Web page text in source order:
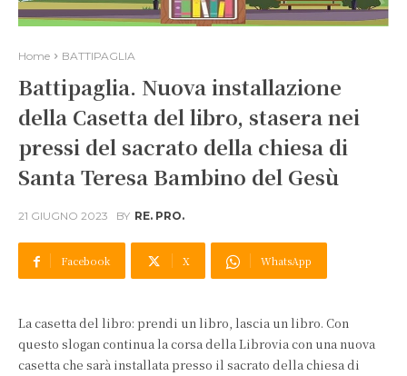
Home BATTIPAGLIA
Battipaglia. Nuova installazione
della Casetta del libro, stasera nei
pressi del sacrato della chiesa di
Santa Teresa Bambino del Gesù
21 GIUGNO 2023 BY RE. PRO.
Facebook X WhatsApp
La casetta del libro: prendi un libro, lascia un libro. Con
questo slogan continua la corsa della Librovia con una nuova
casetta che sarà installata presso il sacrato della chiesa di